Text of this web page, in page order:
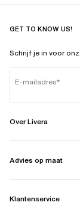
GET TO KNOW US!
Schrijf je in voor
E-mailadres
Over Livera
Advies op maat
Klantenservice